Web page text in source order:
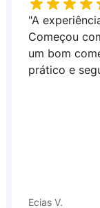
"A
Começou
um bom
prático e
Ecias V.